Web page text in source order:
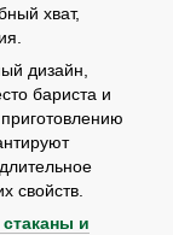
хват,
дизайн,
бариста и
свойств.
и